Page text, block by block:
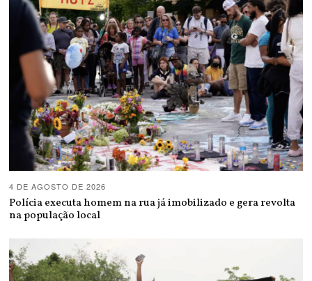
4 DE AGOSTO DE 2026
Polícia executa homem na rua já imobilizado e gera revolta
na população local